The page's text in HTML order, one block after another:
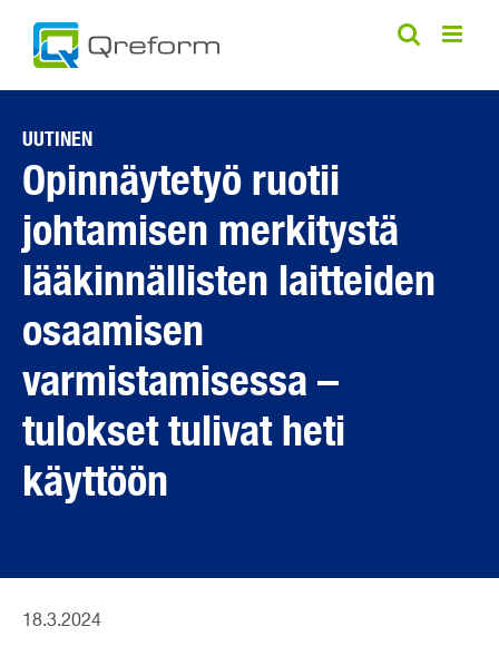
content
UUTINEN
Opinnäytetyö ruotii
johtamisen merkitystä
lääkinnällisten laitteiden
osaamisen
varmistamisessa –
tulokset tulivat heti
käyttöön
18.3.2024